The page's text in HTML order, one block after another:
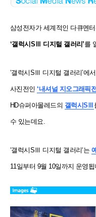
삼성전자가세계적인 다큐멘
‘갤럭시SⅢ 디지털 갤러리’를
‘갤럭시SⅢ 디지털 갤러리’에
사진전인‘내셔널 지오그래픽
HD슈퍼아몰레드의 갤럭시SⅢ
수 있는데요.
‘갤럭시SⅢ 디지털 갤러리‘는
11일부터 9월 10일까지 운영됩